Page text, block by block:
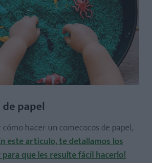
de papel
hacer un comecocos de papel,
este artículo, te detallamos los
que les resulte fácil hacerlo!